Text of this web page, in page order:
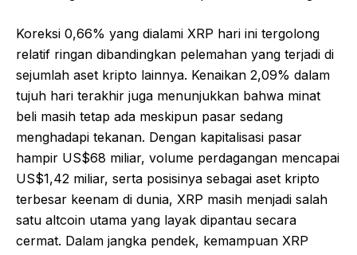
Koreksi 0,66% yang dialami XRP hari ini tergolong
relatif ringan dibandingkan pelemahan yang terjadi di
sejumlah aset kripto lainnya. Kenaikan 2,09% dalam
tujuh hari terakhir juga menunjukkan bahwa minat
beli masih tetap ada meskipun pasar sedang
menghadapi tekanan. Dengan kapitalisasi pasar
hampir US$68 miliar, volume perdagangan mencapai
US$1,42 miliar, serta posisinya sebagai aset kripto
terbesar keenam di dunia, XRP masih menjadi salah
satu altcoin utama yang layak dipantau secara
cermat. Dalam jangka pendek, kemampuan XRP